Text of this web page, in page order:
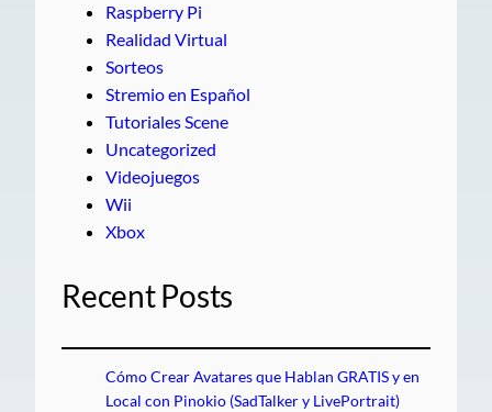
Raspberry Pi
Realidad Virtual
Sorteos
Stremio en Español
Tutoriales Scene
Uncategorized
Videojuegos
Wii
Xbox
Recent Posts
Cómo Crear Avatares que Hablan GRATIS y en
Local con Pinokio (SadTalker y LivePortrait)